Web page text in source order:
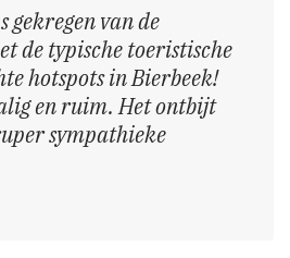
gekregen van de
de typische toeristische
hotspots in Bierbeek!
en ruim. Het ontbijt
sympathieke